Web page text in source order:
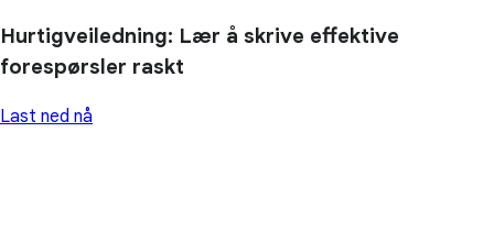
Hurtigveiledning: Lær å skrive effektive
forespørsler raskt
Last ned nå